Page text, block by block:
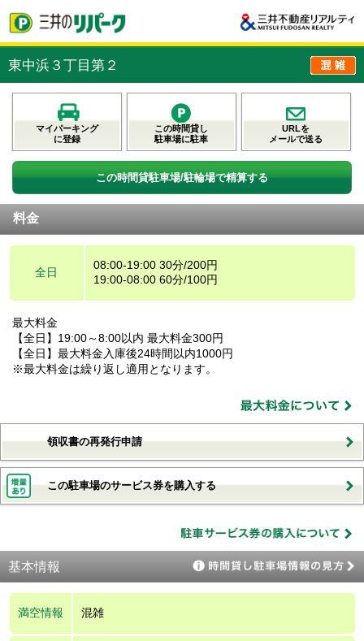
東中浜３丁目第２
マイパーキング
に登録
この時間貸し
駐車場に駐車
URLを
メールで送る
この時間貸駐車場/駐輪場で精算する
料金
全日
08:00-19:00 30分/200円
19:00-08:00 60分/100円
最大料金
【全日】19:00～8:00以内 最大料金300円
【全日】最大料金入庫後24時間以内1000円
※最大料金は繰り返し適用となります。
領収書の再発行申請
この駐車場のサービス券を購入する
基本情報
満空情報 混雑